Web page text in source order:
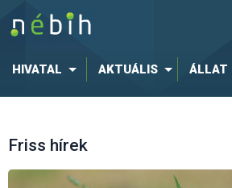
HIVATAL AKTUÁLIS ÁLLAT
Friss hírek